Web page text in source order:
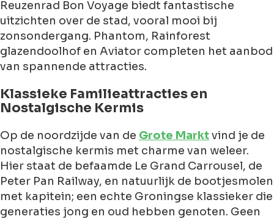
Reuzenrad Bon Voyage biedt fantastische
uitzichten over de stad, vooral mooi bij
zonsondergang. Phantom, Rainforest
glazendoolhof en Aviator completen het aanbod
van spannende attracties.
Klassieke Familieattracties en
Nostalgische Kermis
Op de noordzijde van de Grote Marktvind je de
nostalgische kermis met charme van weleer.
Hier staat de befaamde Le Grand Carrousel, de
Peter Pan Railway, en natuurlijk de bootjesmolen
met kapitein; een echte Groningse klassieker die
generaties jong en oud hebben genoten. Geen